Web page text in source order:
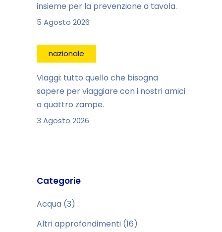
insieme per la prevenzione a tavola.
5 Agosto 2026
nazionale
Viaggi: tutto quello che bisogna
sapere per viaggiare con i nostri amici
a quattro zampe.
3 Agosto 2026
Categorie
Acqua (3)
Altri approfondimenti (16)